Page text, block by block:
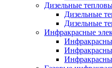
Дизельные
Дизельные
Дизельные
Инфракрасные